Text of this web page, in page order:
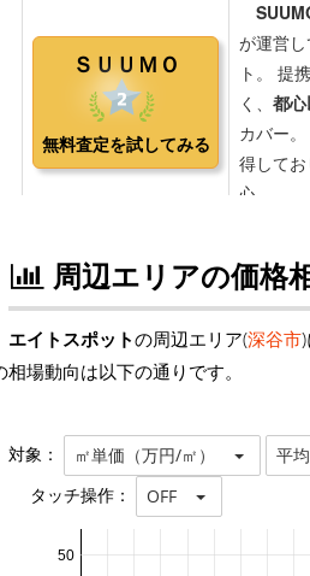
周辺エリアの価格
エイトスポットの周辺エリア(深谷市
相場動向は以下の通りです。
対象： ㎡単価（万円/㎡） 平
タッチ操作： OFF
50